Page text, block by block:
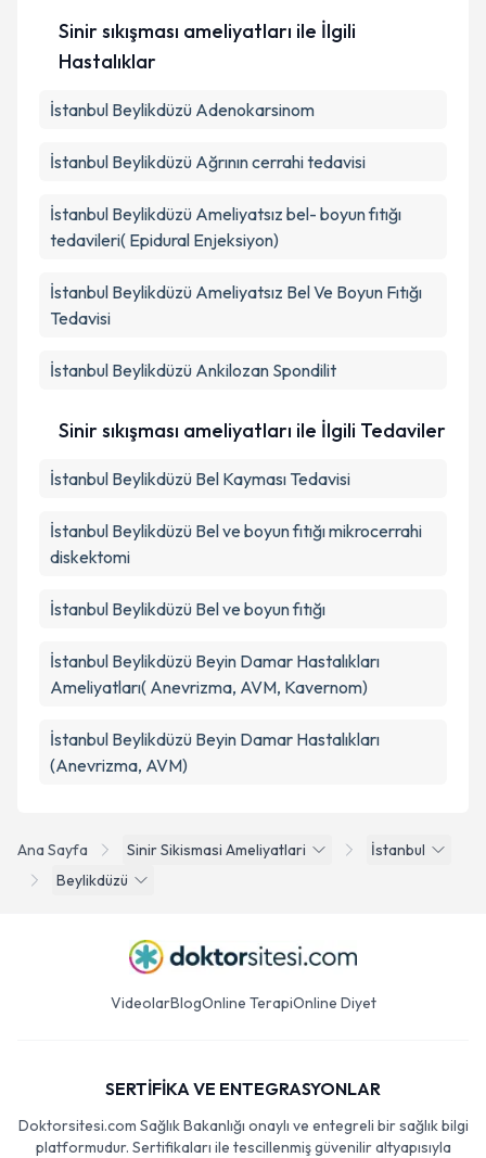
Ana Sayfa Sinir Sikismasi Ameliyatlari
İstanbul
Beylikdüzü
Sinir sıkışması ameliyatları ile İlgili
Hastalıklar
İstanbul Beylikdüzü Adenokarsinom
İstanbul Beylikdüzü Ağrının cerrahi tedavisi
İstanbul Beylikdüzü Ameliyatsız bel- boyun fıtığı
tedavileri( Epidural Enjeksiyon)
İstanbul Beylikdüzü Ameliyatsız Bel Ve Boyun Fıtığı
Tedavisi
İstanbul Beylikdüzü Ankilozan Spondilit
Sinir sıkışması ameliyatları ile İlgili Tedaviler
İstanbul Beylikdüzü Bel Kayması Tedavisi
İstanbul Beylikdüzü Bel ve boyun fıtığı mikrocerrahi
diskektomi
İstanbul Beylikdüzü Bel ve boyun fıtığı
İstanbul Beylikdüzü Beyin Damar Hastalıkları
Ameliyatları( Anevrizma, AVM, Kavernom)
İstanbul Beylikdüzü Beyin Damar Hastalıkları
(Anevrizma, AVM)
VideolarBlogOnline TerapiOnline Diyet
SERTİFİKA VE ENTEGRASYONLAR
Doktorsitesi.com Sağlık Bakanlığı onaylı ve entegreli bir sağlık bilgi
platformudur. Sertifikaları ile tescillenmiş güvenilir altyapısıyla